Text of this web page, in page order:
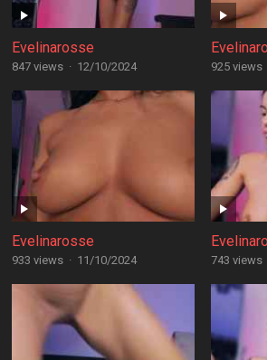
Evelinarosse
847 views · 12/10/2024 925 views
Evelinarosse
933 views · 11/10/2024 743 views